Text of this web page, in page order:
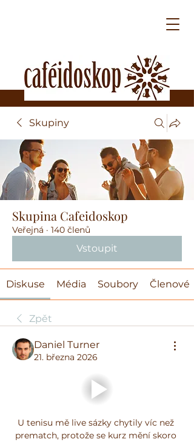
Skupiny
Skupina Cafeidoskop
Veřejná · 140 členů
Vstoupit
Diskuse Média Soubory Členové
Zpět
Daniel Turner
21. března 2026
U tenisu mě live sázky chytily víc než
prematch, protože se kurz mění skoro